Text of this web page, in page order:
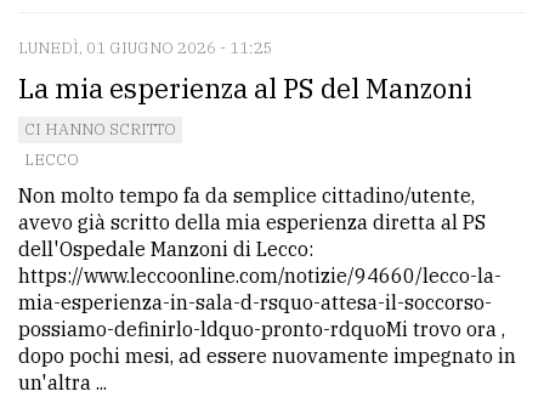
LUNEDÌ, 01 GIUGNO 2026 - 11:25
La mia esperienza al PS del Manzoni
CI HANNO SCRITTO
LECCO
Non molto tempo fa da semplice cittadino/utente,
avevo già scritto della mia esperienza diretta al PS
dell'Ospedale Manzoni di Lecco:
https://www.leccoonline.com/notizie/94660/lecco-la-
mia-esperienza-in-sala-d-rsquo-attesa-il-soccorso-
possiamo-definirlo-ldquo-pronto-rdquoMi trovo ora ,
dopo pochi mesi, ad essere nuovamente impegnato in
un'altra ...